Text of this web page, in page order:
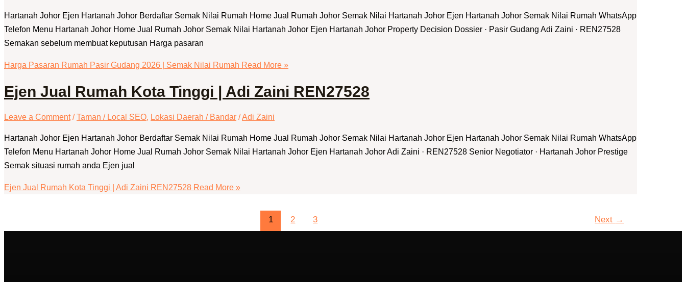
Hartanah Johor Ejen Hartanah Johor Berdaftar Semak Nilai Rumah Home Jual Rumah Johor Semak Nilai Hartanah Johor Ejen Hartanah Johor Semak Nilai Rumah WhatsApp
Telefon Menu Hartanah Johor Home Jual Rumah Johor Semak Nilai Hartanah Johor Ejen Hartanah Johor Property Decision Dossier · Pasir Gudang Adi Zaini · REN27528
Semakan sebelum membuat keputusan Harga pasaran
Harga Pasaran Rumah Pasir Gudang 2026 | Semak Nilai Rumah Read More »
Ejen Jual Rumah Kota Tinggi | Adi Zaini REN27528
Leave a Comment /Taman / Local SEO, Lokasi Daerah / Bandar /Adi Zaini
Hartanah Johor Ejen Hartanah Johor Berdaftar Semak Nilai Rumah Home Jual Rumah Johor Semak Nilai Hartanah Johor Ejen Hartanah Johor Semak Nilai Rumah WhatsApp
Telefon Menu Hartanah Johor Home Jual Rumah Johor Semak Nilai Hartanah Johor Ejen Hartanah Johor Adi Zaini · REN27528 Senior Negotiator · Hartanah Johor Prestige
Semak situasi rumah anda Ejen jual
Ejen Jual Rumah Kota Tinggi | Adi Zaini REN27528 Read More »
1 2 3 Next →